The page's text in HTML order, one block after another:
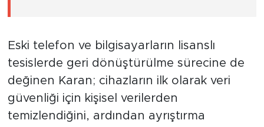
Eski telefon ve bilgisayarların lisanslı
tesislerde geri dönüştürülme sürecine de
değinen Karan; cihazların ilk olarak veri
güvenliği için kişisel verilerden
temizlendiğini, ardından ayrıştırma